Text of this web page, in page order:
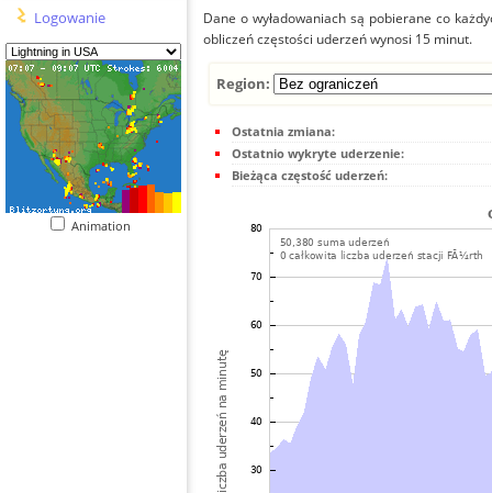
Logowanie
Animation
Dane o wyładowaniach są pobierane co
obliczeń częstości uderzeń wynosi 15 minut.
Region:
Ostatnia zmiana:
Ostatnio wykryte uderzenie:
Bieżąca częstość uderzeń: